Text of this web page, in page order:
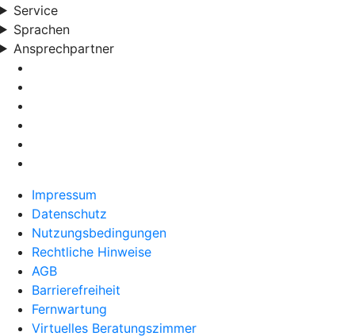
Service
Sprachen
Ansprechpartner
Impressum
Datenschutz
Nutzungsbedingungen
Rechtliche Hinweise
AGB
Barrierefreiheit
Fernwartung
Virtuelles Beratungszimmer